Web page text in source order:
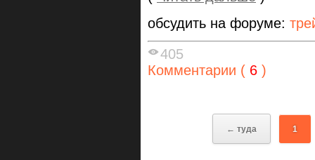
обсудить на форуме:
405
Комментарии ( 6 )
← туда 1